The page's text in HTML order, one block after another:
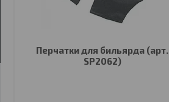
Перчатки для бильярда (арт.
SP2062)